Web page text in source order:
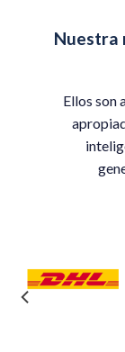
Nuestra
Ellos son